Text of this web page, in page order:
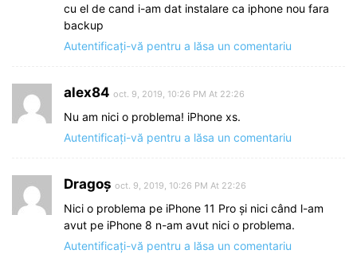
cu el de cand i-am dat instalare ca iphone nou fara
backup
Autentificați-vă pentru a lăsa un comentariu
alex84 oct. 9, 2019, 10:26 PM At 22:26
Nu am nici o problema! iPhone xs.
Autentificați-vă pentru a lăsa un comentariu
Dragoș oct. 9, 2019, 10:26 PM At 22:26
Nici o problema pe iPhone 11 Pro și nici când l-am
avut pe iPhone 8 n-am avut nici o problema.
Autentificați-vă pentru a lăsa un comentariu